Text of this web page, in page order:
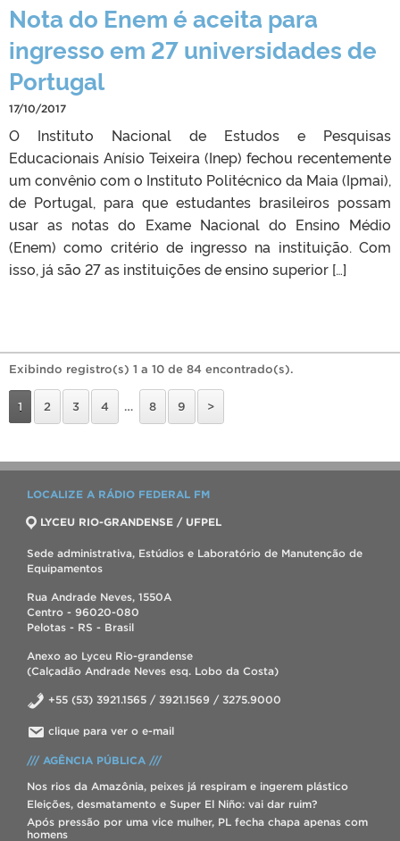
Nota do Enem é aceita para
ingresso em 27 universidades de
Portugal
17/10/2017
O Instituto Nacional de Estudos e Pesquisas
Educacionais Anísio Teixeira (Inep) fechou recentemente
um convênio com o Instituto Politécnico da Maia (Ipmai),
de Portugal, para que estudantes brasileiros possam
usar as notas do Exame Nacional do Ensino Médio
(Enem) como critério de ingresso na instituição. Com
isso, já são 27 as instituições de ensino superior […]
Exibindo registro(s) 1 a 10 de 84 encontrado(s).
1 2 3 4 … 8 9 >
LOCALIZE A RÁDIO FEDERAL FM
LYCEU RIO-GRANDENSE / UFPEL
Sede administrativa, Estúdios e Laboratório de Manutenção de
Equipamentos
Rua Andrade Neves, 1550A
Centro - 96020-080
Pelotas - RS - Brasil
Anexo ao Lyceu Rio-grandense
(Calçadão Andrade Neves esq. Lobo da Costa)
+55 (53) 3921.1565 / 3921.1569 / 3275.9000
clique para ver o e-mail
/// AGÊNCIA PÚBLICA ///
Nos rios da Amazônia, peixes já respiram e ingerem plástico
Eleições, desmatamento e Super El Niño: vai dar ruim?
Após pressão por uma vice mulher, PL fecha chapa apenas com
homens